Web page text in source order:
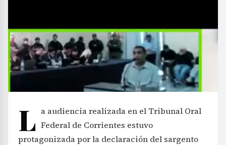
L a audiencia realizada en el Tribunal Oral
Federal de Corrientes estuvo
protagonizada por la declaración del sargento